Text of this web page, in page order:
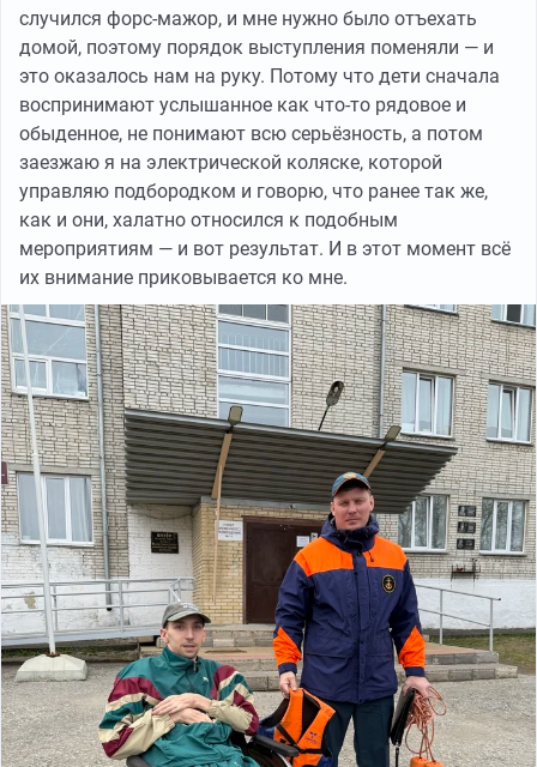
случился форс-мажор, и мне нужно было отъехать
домой, поэтому порядок выступления поменяли — и
это оказалось нам на руку. Потому что дети сначала
воспринимают услышанное как что-то рядовое и
обыденное, не понимают всю серьёзность, а потом
заезжаю я на электрической коляске, которой
управляю подбородком и говорю, что ранее так же,
как и они, халатно относился к подобным
мероприятиям — и вот результат. И в этот момент всё
их внимание приковывается ко мне.